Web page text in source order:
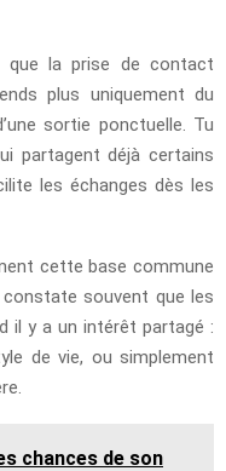
que la prise de contact
plus uniquement du
sortie ponctuelle. Tu
partagent déjà certains
les échanges dès les
cette base commune
souvent que les
il y a un intérêt partagé :
de vie, ou simplement
chances de son